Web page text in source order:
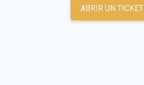
ABRIR UN TICKET